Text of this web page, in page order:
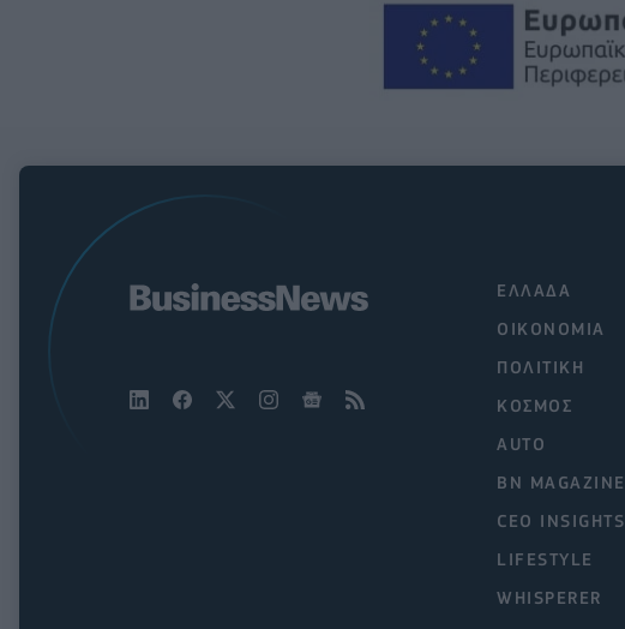
ΕΛΛΑΔΑ
ΟΙΚΟΝΟΜΙΑ
ΠΟΛΙΤΙΚΗ
ΚΟΣΜΟΣ
AUTO
BN MAGAZINE
CEO INSIGHTS
LIFESTYLE
WHISPERER